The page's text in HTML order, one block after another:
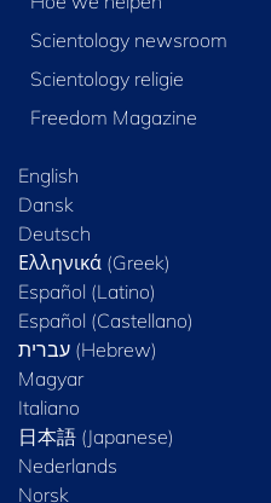
Scientology newsroom
Scientology religie
Freedom Magazine
English
Dansk
Deutsch
Ελληνικά (Greek)
Español (Latino)
Español (Castellano)
Magyar
Italiano
日本語 (Japanese)
Nederlands
Norsk